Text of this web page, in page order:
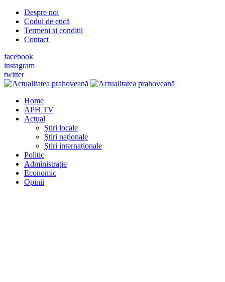
Despre noi
Codul de etică
Termeni și condiții
Contact
facebook
instagram
twitter
Home
APH TV
Actual
Știri locale
Știri naționale
Știri internaționale
Politic
Administrație
Economic
Opinii